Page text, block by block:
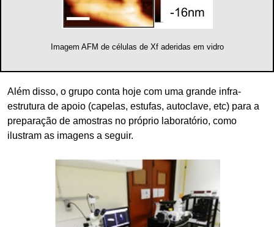
Imagem AFM de células de Xf aderidas em vidro
Além disso, o grupo conta hoje com uma grande infra-
estrutura de apoio (capelas, estufas, autoclave, etc) para a
preparação de amostras no próprio laboratório, como
ilustram as imagens a seguir.